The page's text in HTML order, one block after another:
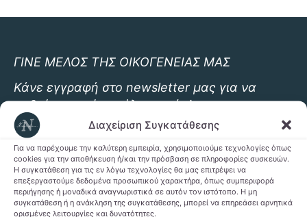
Διαχείριση Συγκατάθεσης
Για να παρέχουμε την καλύτερη εμπειρία, χρησιμοποιούμε τεχνολογίες όπως
cookies για την αποθήκευση ή/και την πρόσβαση σε πληροφορίες συσκευών.
Η συγκατάθεση για τις εν λόγω τεχνολογίες θα μας επιτρέψει να
επεξεργαστούμε δεδομένα προσωπικού χαρακτήρα, όπως συμπεριφορά
περιήγησης ή μοναδικά αναγνωριστικά σε αυτόν τον ιστότοπο. Η μη
συγκατάθεση ή η ανάκληση της συγκατάθεσης, μπορεί να επηρεάσει αρνητικά
ορισμένες λειτουργίες και δυνατότητες.
ΓΙΝΕ ΜΕΛΟΣ ΤΗΣ ΟΙΚΟΓΕΝΕΙΑΣ ΜΑΣ
Κάνε εγγραφή στο newsletter μας για να
μαθαίνειςπρώτος όλα τα νέα!